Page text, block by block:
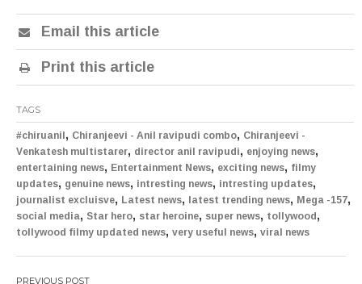
Email this article
Print this article
TAGS
#chiruanil, Chiranjeevi - Anil ravipudi combo, Chiranjeevi -
Venkatesh multistarer, director anil ravipudi, enjoying news,
entertaining news, Entertainment News, exciting news, filmy
updates, genuine news, intresting news, intresting updates,
journalist excluisve, Latest news, latest trending news, Mega -157,
social media, Star hero, star heroine, super news, tollywood,
tollywood filmy updated news, very useful news, viral news